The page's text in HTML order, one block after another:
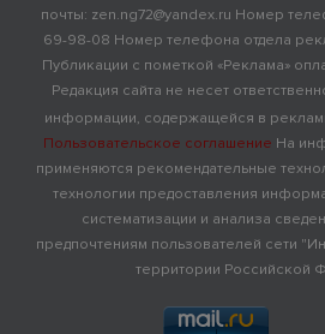
почты: zen.ng72@yandex.ru Номер
69-98-08 Номер телефона отдела
Публикации с пометкой «Реклама»
Редакция сайта не несет
информации, содержащейся в
Пользовательское соглашение На
применяются рекомендательные
технологии предоставления
систематизации и анализа
предпочтениям пользователей сети
территории Российской